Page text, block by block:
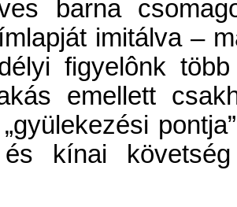
barna
imitálva –
figyelônk
emellett
kínai követség